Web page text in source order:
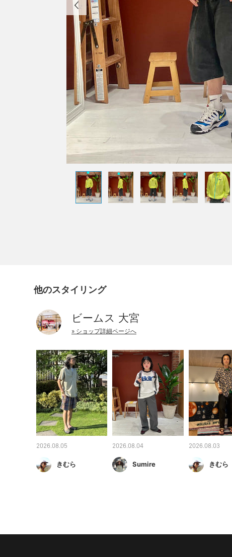
他のスタイリング
ビームス 大宮
» ショップ詳細ページへ
2026.08.05
きむら
2026.08.04
Sumire
2026.08.03
きむら